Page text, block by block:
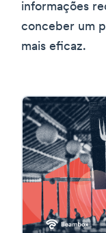
informações
conceber um
mais eficaz.